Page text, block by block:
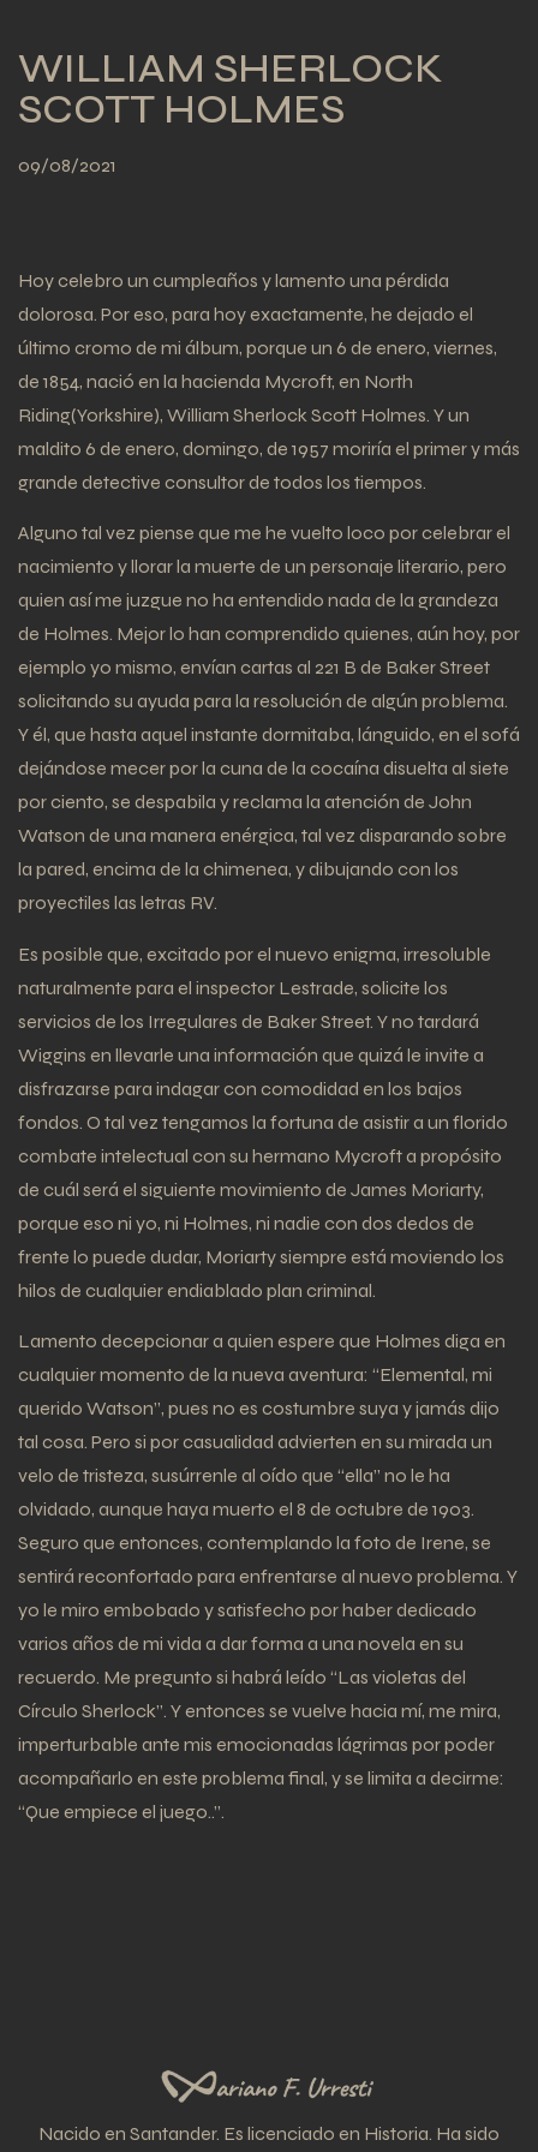
WILLIAM SHERLOCK
SCOTT HOLMES
09/08/2021
Hoy celebro un cumpleaños y lamento una pérdida
dolorosa. Por eso, para hoy exactamente, he dejado el
último cromo de mi álbum, porque un 6 de enero, viernes,
de 1854, nació en la hacienda Mycroft, en North
Riding(Yorkshire), William Sherlock Scott Holmes. Y un
maldito 6 de enero, domingo, de 1957 moriría el primer y más
grande detective consultor de todos los tiempos.
Alguno tal vez piense que me he vuelto loco por celebrar el
nacimiento y llorar la muerte de un personaje literario, pero
quien así me juzgue no ha entendido nada de la grandeza
de Holmes. Mejor lo han comprendido quienes, aún hoy, por
ejemplo yo mismo, envían cartas al 221 B de Baker Street
solicitando su ayuda para la resolución de algún problema.
Y él, que hasta aquel instante dormitaba, lánguido, en el sofá
dejándose mecer por la cuna de la cocaína disuelta al siete
por ciento, se despabila y reclama la atención de John
Watson de una manera enérgica, tal vez disparando sobre
la pared, encima de la chimenea, y dibujando con los
proyectiles las letras RV.
Es posible que, excitado por el nuevo enigma, irresoluble
naturalmente para el inspector Lestrade, solicite los
servicios de los Irregulares de Baker Street. Y no tardará
Wiggins en llevarle una información que quizá le invite a
disfrazarse para indagar con comodidad en los bajos
fondos. O tal vez tengamos la fortuna de asistir a un florido
combate intelectual con su hermano Mycroft a propósito
de cuál será el siguiente movimiento de James Moriarty,
porque eso ni yo, ni Holmes, ni nadie con dos dedos de
frente lo puede dudar, Moriarty siempre está moviendo los
hilos de cualquier endiablado plan criminal.
Lamento decepcionar a quien espere que Holmes diga en
cualquier momento de la nueva aventura: “Elemental, mi
querido Watson”, pues no es costumbre suya y jamás dijo
tal cosa. Pero si por casualidad advierten en su mirada un
velo de tristeza, susúrrenle al oído que “ella” no le ha
olvidado, aunque haya muerto el 8 de octubre de 1903.
Seguro que entonces, contemplando la foto de Irene, se
sentirá reconfortado para enfrentarse al nuevo problema. Y
yo le miro embobado y satisfecho por haber dedicado
varios años de mi vida a dar forma a una novela en su
recuerdo. Me pregunto si habrá leído “Las violetas del
Círculo Sherlock”. Y entonces se vuelve hacia mí, me mira,
imperturbable ante mis emocionadas lágrimas por poder
acompañarlo en este problema final, y se limita a decirme:
“Que empiece el juego..”.
Nacido en Santander. Es licenciado en Historia. Ha sido